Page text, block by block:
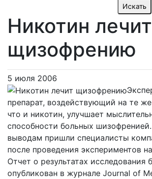
Никотин лечит
щизофрению
5 июля 2006
препарат, воздействующий на те
что и никотин, улучшает
способности больных
выводам пришли специалисты
после проведения экспериментов
Отчет о результатах исследования
опубликован в журнале Journal of